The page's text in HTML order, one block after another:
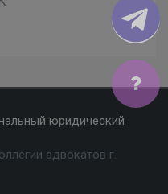
юридический
адвокатов г.
чтобы улучшить сайт